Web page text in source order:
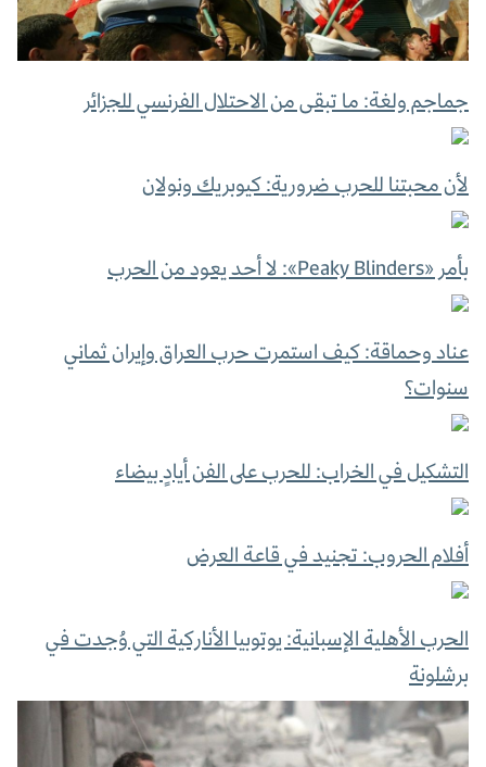
جماجم ولغة: ما تبقى من الاحتلال الفرنسي للجزائر
لأن محبتنا للحرب ضرورية: كيوبريك ونولان
بأمر «Peaky Blinders»: لا أحد يعود من الحرب
عناد وحماقة: كيف استمرت حرب العراق وإيران ثماني
سنوات؟
التشكيل في الخراب: للحرب على الفن أيادٍ بيضاء
أفلام الحروب: تجنيد في قاعة العرض
الحرب الأهلية الإسبانية: يوتوبيا الأناركية التي وُجدت في
برشلونة